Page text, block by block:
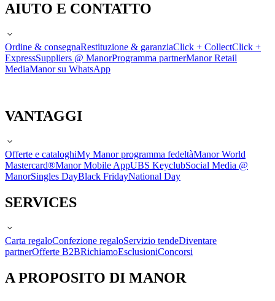
AIUTO E CONTATTO
Ordine & consegnaRestituzione & garanziaClick + CollectClick +
ExpressSuppliers @ ManorProgramma partnerManor Retail
MediaManor su WhatsApp
VANTAGGI
Offerte e cataloghiMy Manor programma fedeltàManor World
Mastercard®Manor Mobile AppUBS KeyclubSocial Media @
ManorSingles DayBlack FridayNational Day
SERVICES
Carta regaloConfezione regaloServizio tendeDiventare
partnerOfferte B2BRichiamoEsclusioniConcorsi
A PROPOSITO DI MANOR